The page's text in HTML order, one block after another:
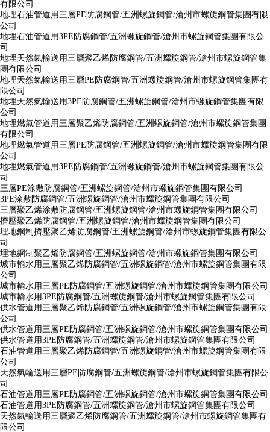
有限公司
地埋石油管道用三層PE防腐鋼管/五洲螺旋鋼管/滄州市螺旋鋼管集團有限
公司
地埋石油管道用3PE防腐鋼管/五洲螺旋鋼管/滄州市螺旋鋼管集團有限公
司
地埋天然氣輸送用三層聚乙烯防腐鋼管/五洲螺旋鋼管/滄州市螺旋鋼管集
團有限公司
地埋天然氣輸送用三層PE防腐鋼管/五洲螺旋鋼管/滄州市螺旋鋼管集團有
限公司
地埋天然氣輸送用3PE防腐鋼管/五洲螺旋鋼管/滄州市螺旋鋼管集團有限
公司
地埋燃氣管道用三層聚乙烯防腐鋼管/五洲螺旋鋼管/滄州市螺旋鋼管集團
有限公司
地埋燃氣管道用三層PE防腐鋼管/五洲螺旋鋼管/滄州市螺旋鋼管集團有限
公司
地埋燃氣管道用3PE防腐鋼管/五洲螺旋鋼管/滄州市螺旋鋼管集團有限公
司
三層PE涂敷防腐鋼管/五洲螺旋鋼管/滄州市螺旋鋼管集團有限公司
3PE涂敷防腐鋼管/五洲螺旋鋼管/滄州市螺旋鋼管集團有限公司
三層聚乙烯涂敷防腐鋼管/五洲螺旋鋼管/滄州市螺旋鋼管集團有限公司
擠壓聚乙烯防腐鋼管/五洲螺旋鋼管/滄州市螺旋鋼管集團有限公司
埋地鋼制擠壓聚乙烯防腐鋼管/五洲螺旋鋼管/滄州市螺旋鋼管集團有限公
司
埋地鋼制聚乙烯防腐鋼管/五洲螺旋鋼管/滄州市螺旋鋼管集團有限公司
城市輸水用三層聚乙烯防腐鋼管/五洲螺旋鋼管/滄州市螺旋鋼管集團有限
公司
城市輸水用三層PE防腐鋼管/五洲螺旋鋼管/滄州市螺旋鋼管集團有限公司
城市輸水用3PE防腐鋼管/五洲螺旋鋼管/滄州市螺旋鋼管集團有限公司
供水管道用三層聚乙烯防腐鋼管/五洲螺旋鋼管/滄州市螺旋鋼管集團有限
公司
供水管道用三層PE防腐鋼管/五洲螺旋鋼管/滄州市螺旋鋼管集團有限公司
供水管道用3PE防腐鋼管/五洲螺旋鋼管/滄州市螺旋鋼管集團有限公司
石油管道用三層聚乙烯防腐鋼管/五洲螺旋鋼管/滄州市螺旋鋼管集團有限
公司
天然氣輸送用三層PE防腐鋼管/五洲螺旋鋼管/滄州市螺旋鋼管集團有限公
司
石油管道用三層PE防腐鋼管/五洲螺旋鋼管/滄州市螺旋鋼管集團有限公司
石油管道用3PE防腐鋼管/五洲螺旋鋼管/滄州市螺旋鋼管集團有限公司
天然氣輸送用三層聚乙烯防腐鋼管/五洲螺旋鋼管/滄州市螺旋鋼管集團有
限公司